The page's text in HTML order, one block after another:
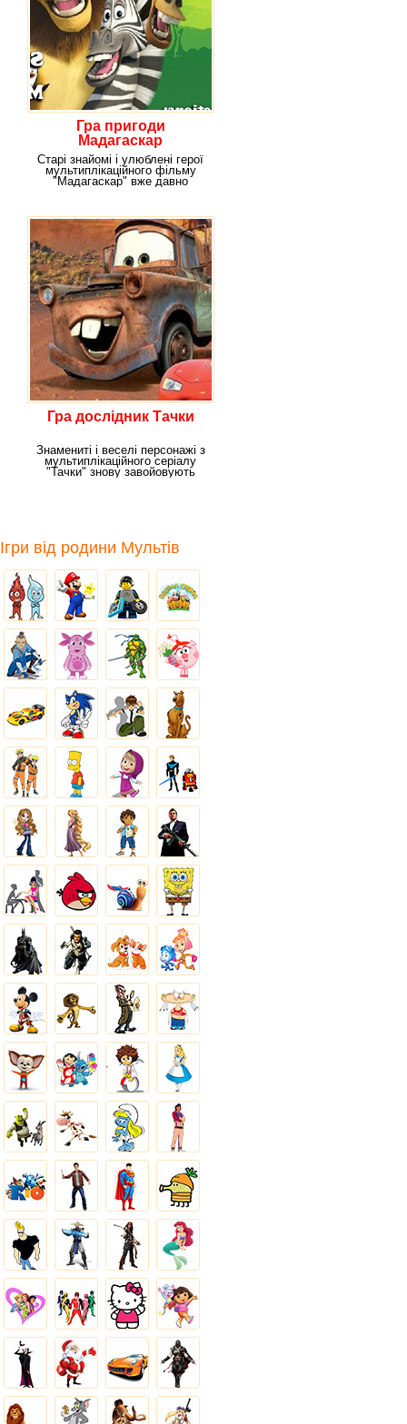
Гра пригоди
Мадагаскар
Старі знайомі і улюблені герої
мультиплікаційного фільму
"Мадагаскар" вже давно
Гра дослідник Тачки
Знамениті і веселі персонажі з
мультиплікаційного серіалу
"Тачки" знову завойовують
Ігри від родини Мультів